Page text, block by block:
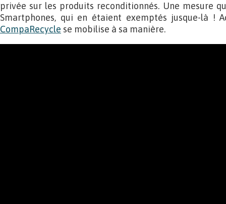
privée sur les produits reconditionnés. Une mesure
Smartphones, qui en étaient exemptés jusque-là !
CompaRecycle se mobilise à sa manière.